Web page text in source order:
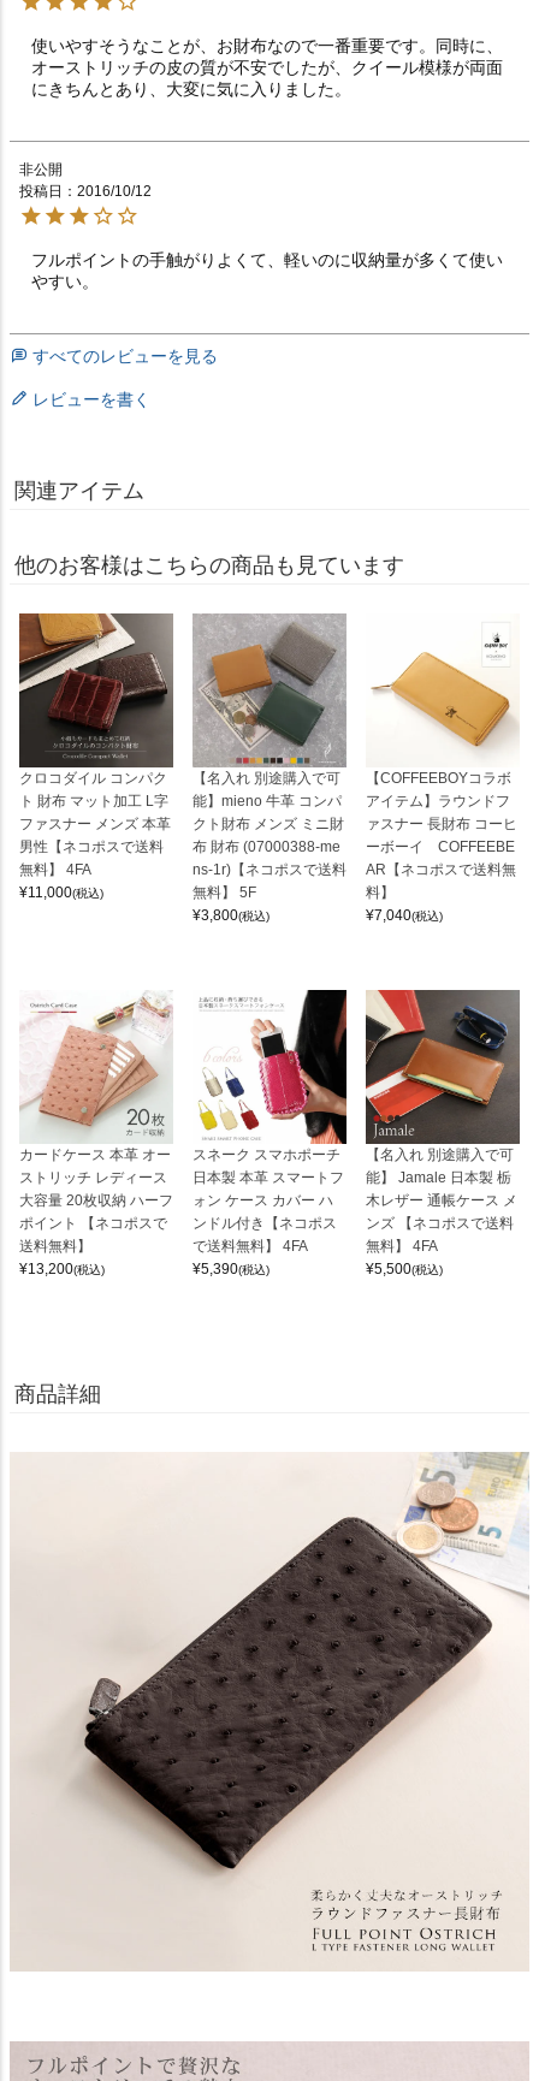
使いやすそうなことが、お財布なので一番重要です。同時に、
オーストリッチの皮の質が不安でしたが、クイール模様が両面
にきちんとあり、大変に気に入りました。
非公開
投稿日
2016/10/12
フルポイントの手触がりよくて、軽いのに収納量が多くて使い
やすい。
すべてのレビューを見る
レビューを書く
関連アイテム
他のお客様はこちらの商品も見ています
クロコダイル コンパク
ト 財布 マット加工 L字
ファスナー メンズ 本革
男性【ネコポスで送料
無料】 4FA
¥11,000(税込)
【名入れ 別途購入で可
能】mieno 牛革 コンパ
クト財布 メンズ ミニ財
布 財布 (07000388-me
ns-1r)【ネコポスで送料
無料】 5F
¥3,800(税込)
【COFFEEBOYコラボ
アイテム】ラウンドフ
ァスナー 長財布 コーヒ
ーボーイ COFFEEBE
AR【ネコポスで送料無
料】
¥7,040(税込)
カードケース 本革 オー
ストリッチ レディース
大容量 20枚収納 ハーフ
ポイント 【ネコポスで
送料無料】
¥13,200(税込)
スネーク スマホポーチ
日本製 本革 スマートフ
ォン ケース カバー ハ
ンドル付き【ネコポス
で送料無料】 4FA
¥5,390(税込)
【名入れ 別途購入で可
能】 Jamale 日本製 栃
木レザー 通帳ケース メ
ンズ 【ネコポスで送料
無料】 4FA
¥5,500(税込)
商品詳細